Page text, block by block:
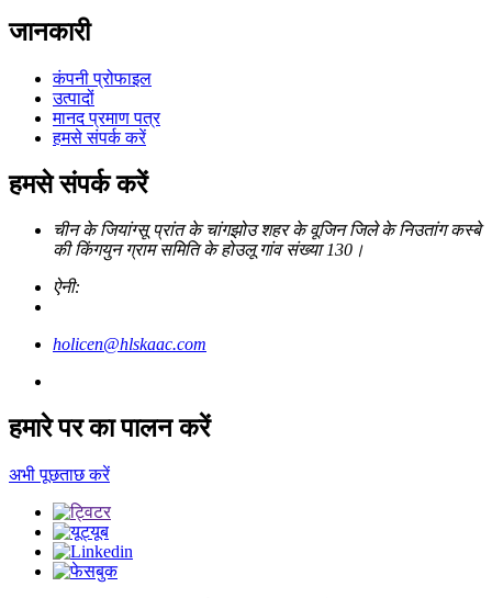
जानकारी
कंपनी प्रोफाइल
उत्पादों
मानद प्रमाण पत्र
हमसे संपर्क करें
हमसे संपर्क करें
चीन के जियांग्सू प्रांत के चांगझोउ शहर के वूजिन जिले के निउतांग कस्बे
की किंगयुन ग्राम समिति के होउलू गांव संख्या 130।
ऐनी:
holicen@hlskaac.com
हमारे पर का पालन करें
अभी पूछताछ करें